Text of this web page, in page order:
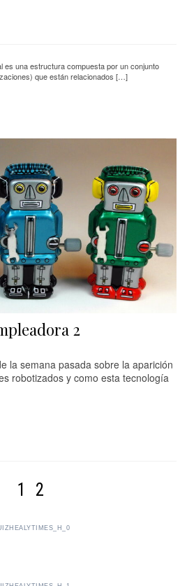
es una estructura compuesta por un conjunto
que están relacionados […]
2
la semana pasada sobre la aparición
robotizados y como esta tecnología
1 2